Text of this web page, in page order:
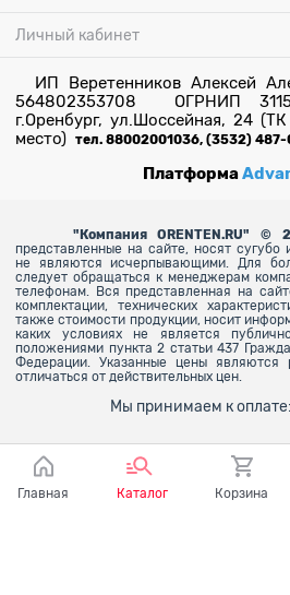
Личный кабинет
ИП Веретенников Алексей
564802353708 ОГРНИП
г.Оренбург, ул.Шоссейная, 24
место) тел. 88002001036, (3532)
Платформа
" Компания ORENTEN.RU" ©
представленные на сайте, носят
не являются исчерпывающими. Для
следует обращаться к менеджерам
телефонам. Вся представленная на
комплектации, технических
также стоимости продукции, носит
каких условиях не является
положениями пункта 2 статьи 437
Федерации. Указанные цены являются
отличаться от действительных цен.
Мы принимаем к оплате:
Главная Каталог Корзина